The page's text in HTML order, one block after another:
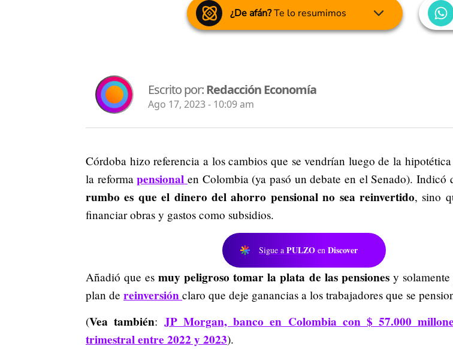
¿De afán?Te lo resumimos
Escrito por:Redacción Economía
Ago 17, 2023 - 10:09 am
Córdoba hizo referencia a los cambios que se vendrían luego de la
la reformapensional en Colombia (ya pasó un debate en el Senado). Indicó
rumbo es que el dinero del ahorro pensional no sea reinvertido, sino
financiar obras y gastos como subsidios.
Sigue a PULZO en Discover
Añadió que esmuy peligroso tomar la plata de las pensionesy solamente
plan de reinversión claro que deje ganancias a los trabajadores que se
(Vea también:JP Morgan, banco en Colombia con $ 57.000
trimestral entre 2022 y 2023).